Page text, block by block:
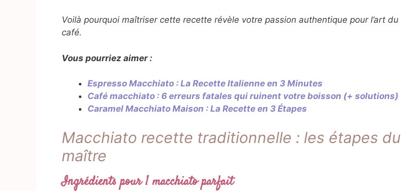
Voilà pourquoi maîtriser cette recette révèle votre passion authentique pour l’art du
café.
Vous pourriez aimer :
Espresso Macchiato : La Recette Italienne en 3 Minutes
Café macchiato : 6 erreurs fatales qui ruinent votre boisson (+ solutions)
Caramel Macchiato Maison : La Recette en 3 Étapes
Macchiato recette traditionnelle : les étapes du
maître
Ingrédients pour 1 macchiato parfait